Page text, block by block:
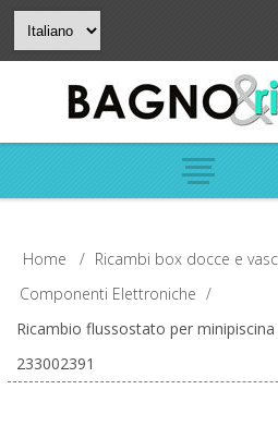
Home / Ricambi box docce e
Componenti Elettroniche /
Ricambio flussostato per minipiscina
233002391